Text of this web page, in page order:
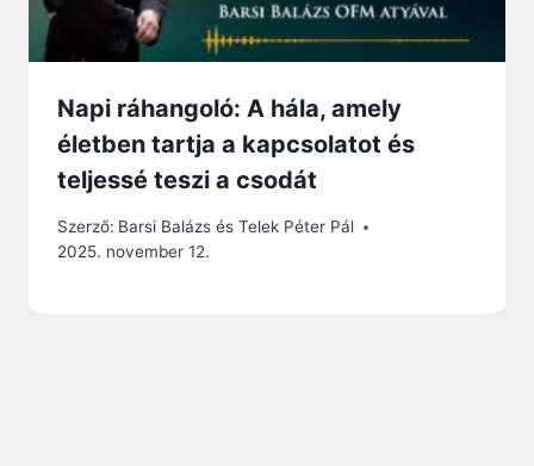
Napi ráhangoló: A hála, amely
életben tartja a kapcsolatot és
teljessé teszi a csodát
Szerző: Barsi Balázs és Telek Péter Pál
2025. november 12.